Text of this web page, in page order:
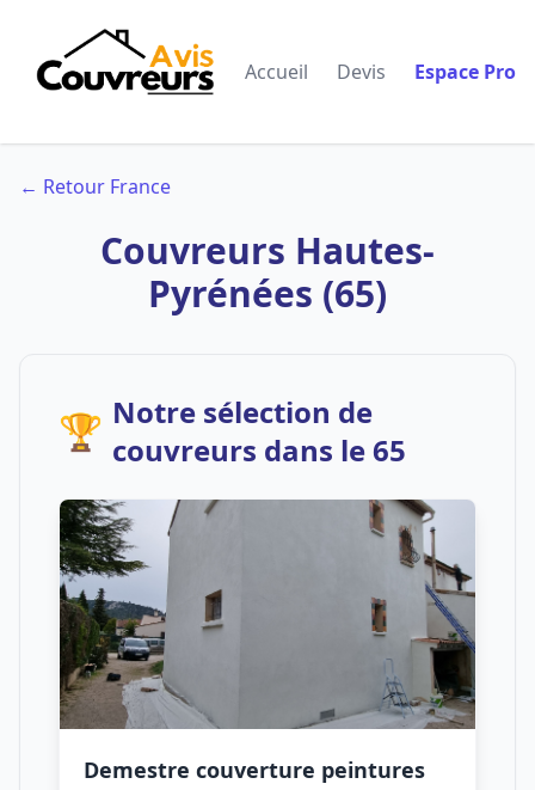
Accueil Devis Espace Pro
← Retour France
Couvreurs Hautes-
Pyrénées (65)
🏆 Notre sélection de
couvreurs dans le 65
Demestre couverture peintures